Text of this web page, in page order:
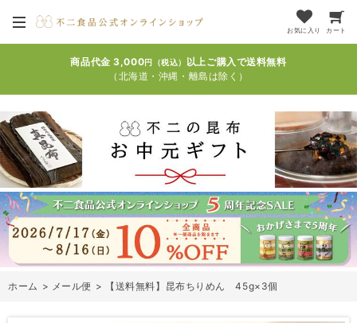
お気に入り カート
商品代金 3,000円（税込）
以上ご購入で送料無料
（北海道・沖縄・離島は除く）
ホーム > メール便 > 【送料無料】昆布ちりめん 45g×3個